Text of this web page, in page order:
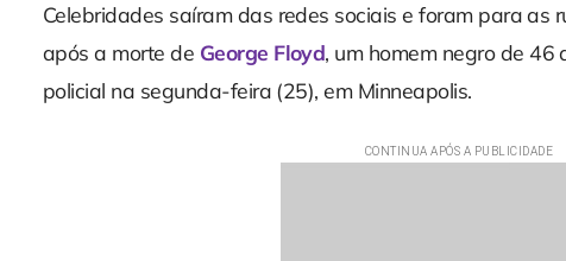
Celebridades saíram das redes sociais e foram para as
após a morte de George Floyd, um homem negro de 46
policial na segunda-feira (25), em Minneapolis.